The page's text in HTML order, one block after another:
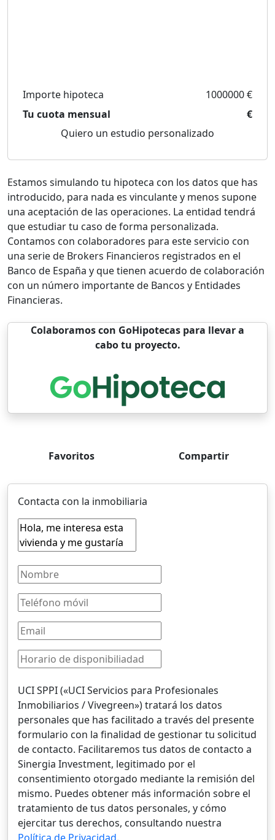
Importe hipoteca
1000000 €
Tu cuota mensual
€
Quiero un estudio personalizado
Estamos simulando tu hipoteca con los datos que has
introducido, para nada es vinculante y menos supone
una aceptación de las operaciones. La entidad tendrá
que estudiar tu caso de forma personalizada.
Contamos con colaboradores para este servicio con
una serie de Brokers Financieros registrados en el
Banco de España y que tienen acuerdo de colaboración
con un número importante de Bancos y Entidades
Financieras.
Colaboramos con GoHipotecas para llevar a
cabo tu proyecto.
Favoritos Compartir
Contacta con la inmobiliaria
UCI SPPI («UCI Servicios para Profesionales
Inmobiliarios / Vivegreen») tratará los datos
personales que has facilitado a través del presente
formulario con la finalidad de gestionar tu solicitud
de contacto. Facilitaremos tus datos de contacto a
Sinergia Investment, legitimado por el
consentimiento otorgado mediante la remisión del
mismo. Puedes obtener más información sobre el
tratamiento de tus datos personales, y cómo
ejercitar tus derechos, consultando nuestra